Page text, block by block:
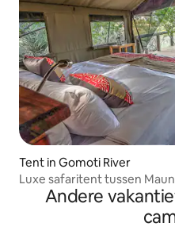
Tent in Gomoti River
Luxe safaritent tussen
Andere